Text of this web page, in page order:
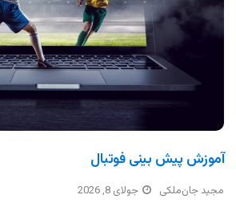
آموزش پیش بینی فوتبال
مجید جان‌ملکی جولای 8, 2026